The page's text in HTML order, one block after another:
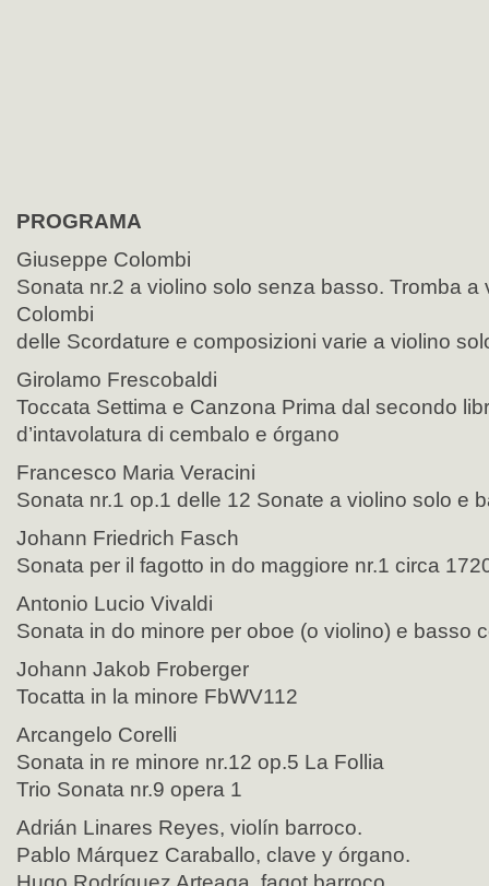
PROGRAMA
Giuseppe Colombi
Sonata nr.2 a violino solo senza basso. Tromba a
Colombi
delle Scordature e composizioni varie a violino
Girolamo Frescobaldi
Toccata Settima e Canzona Prima dal secondo
d’intavolatura di cembalo e órgano
Francesco Maria Veracini
Sonata nr.1 op.1 delle 12 Sonate a violino solo e
Johann Friedrich Fasch
Sonata per il fagotto in do maggiore nr.1 circa
Antonio Lucio Vivaldi
Sonata in do minore per oboe (o violino) e basso
Johann Jakob Froberger
Tocatta in la minore FbWV112
Arcangelo Corelli
Sonata in re minore nr.12 op.5 La Follia
Trio Sonata nr.9 opera 1
Adrián Linares Reyes, violín barroco.
Pablo Márquez Caraballo, clave y órgano.